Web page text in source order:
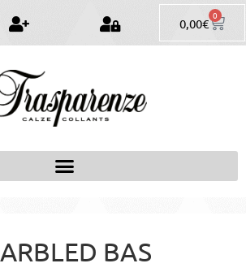
0,00€ 0
BAS